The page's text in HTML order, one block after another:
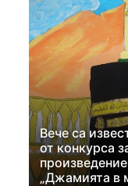
Вече са
от конкурса
„Джамията в